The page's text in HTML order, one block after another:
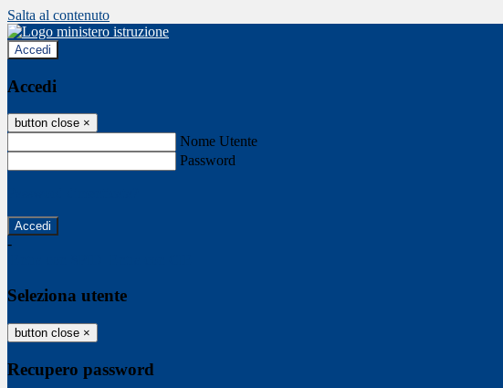
Salta al contenuto
Accedi
Accedi
button close ×
Nome Utente
Password
-
Seleziona utente
button close ×
Recupero password